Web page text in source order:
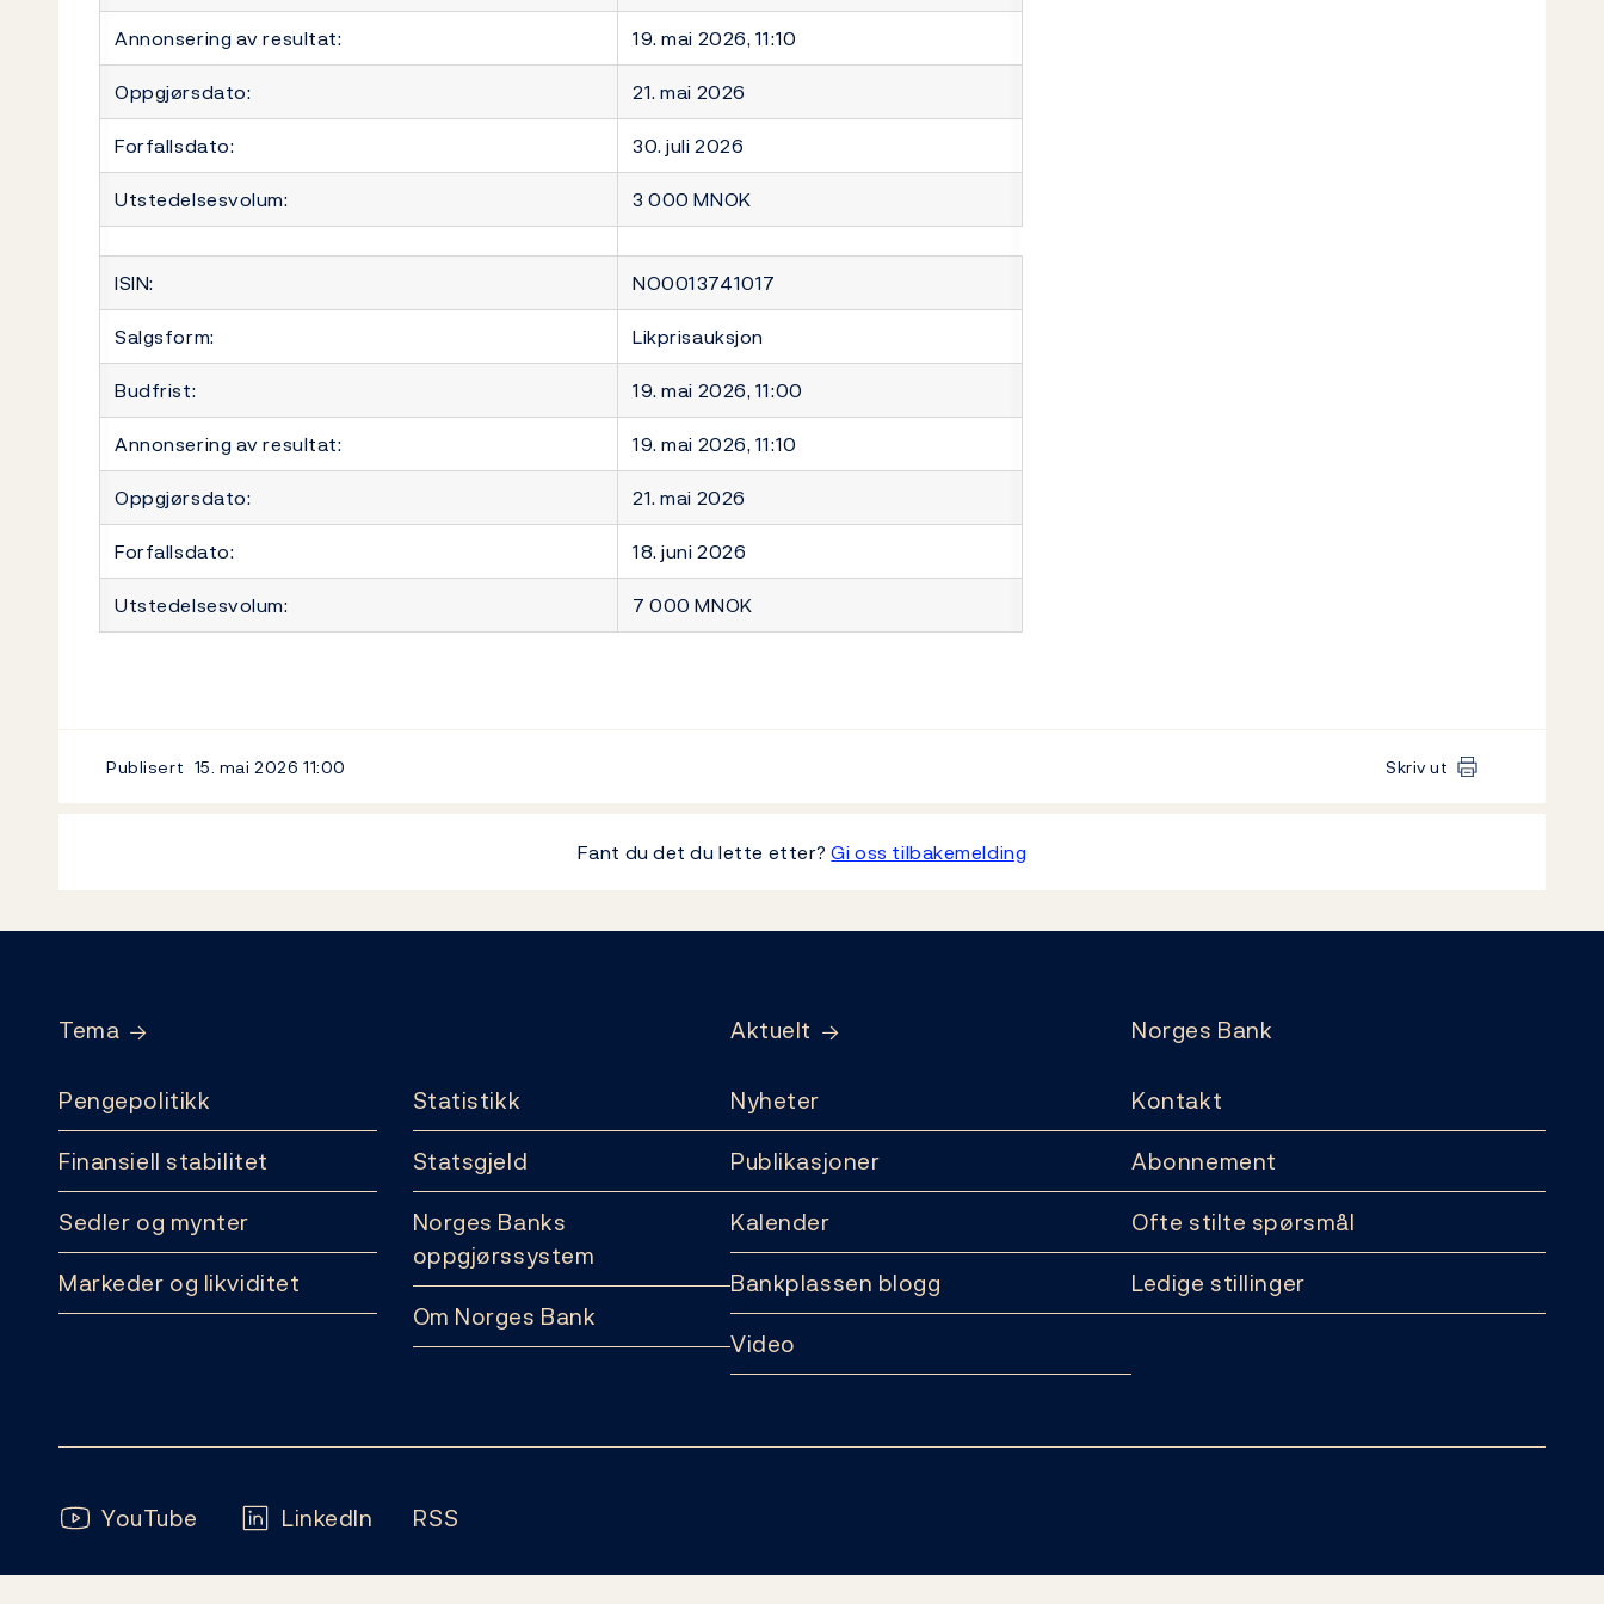
Annonsering av resultat:
19. mai 2026, 11:10
Oppgjørsdato:
21. mai 2026
Forfallsdato:
30. juli 2026
Utstedelsesvolum:
3 000 MNOK
ISIN:
NO0013741017
Salgsform:
Likprisauksjon
Budfrist:
19. mai 2026, 11:00
Annonsering av resultat:
19. mai 2026, 11:10
Oppgjørsdato:
21. mai 2026
Forfallsdato:
18. juni 2026
Utstedelsesvolum:
7 000 MNOK
Publisert 15. mai 2026 11:00 Skriv ut
Fant du det du lette etter?Gi oss tilbakemelding
Tema
Pengepolitikk
Finansiell stabilitet
Sedler og mynter
Markeder og likviditet
Statistikk
Statsgjeld
Norges Banks
oppgjørssystem
Om Norges Bank
Aktuelt
Nyheter
Publikasjoner
Kalender
Bankplassen blogg
Video
Norges Bank
Kontakt
Abonnement
Ofte stilte spørsmål
Ledige stillinger
Følg oss:
YouTube LinkedIn RSS